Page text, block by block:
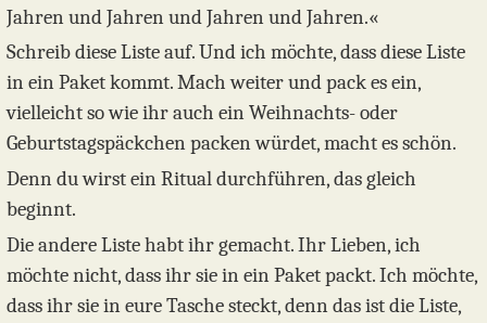
Jahren und Jahren und Jahren und Jahren.«
Schreib diese Liste auf. Und ich möchte, dass diese Liste
in ein Paket kommt. Mach weiter und pack es ein,
vielleicht so wie ihr auch ein Weihnachts- oder
Geburtstagspäckchen packen würdet, macht es schön.
Denn du wirst ein Ritual durchführen, das gleich
beginnt.
Die andere Liste habt ihr gemacht. Ihr Lieben, ich
möchte nicht, dass ihr sie in ein Paket packt. Ich möchte,
dass ihr sie in eure Tasche steckt, denn das ist die Liste,